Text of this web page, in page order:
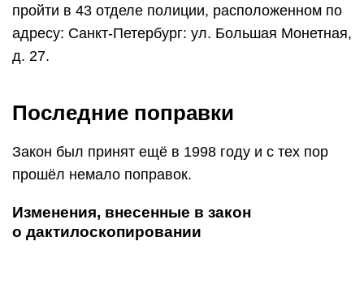
пройти в 43 отделе полиции, расположенном по
адресу: Санкт-Петербург: ул. Большая Монетная,
д. 27.
Последние поправки
Закон был принят ещё в 1998 году и с тех пор
прошёл немало поправок.
Изменения, внесенные в закон
о дактилоскопировании